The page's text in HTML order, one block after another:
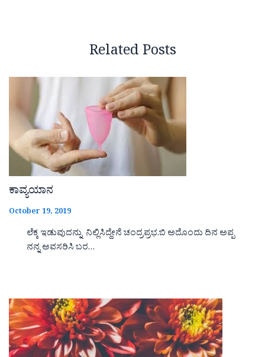
Related Posts
ಕಾವ್ಯಯಾನ
October 19, 2019
ಲೆಕ್ಕ ಇಡುವುದನ್ನು ನಿಲ್ಲಿಸಿದ್ದೇನೆ ಚಂದ್ರಪ್ರಭ.ಬಿ ಅದೊಂದು ದಿನ ಅಪ್ಪ
ನನ್ನ ಅವಸರಿಸಿ ಬರ…